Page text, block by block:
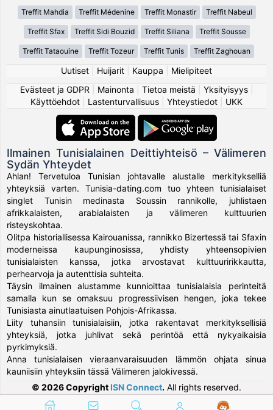
Treffit Mahdia Treffit Médenine Treffit Monastir Treffit Nabeul
Treffit Sfax Treffit Sidi Bouzid Treffit Siliana Treffit Sousse
Treffit Tataouine Treffit Tozeur Treffit Tunis Treffit Zaghouan
Uutiset Huijarit Kauppa
Mielipiteet
Evästeet ja GDPR
Mainonta Tietoa meistä Yksityisyys|
Käyttöehdot
Lastenturvallisuus Yhteystiedot UKK
Ilmainen Tunisialainen Deittiyhteisö – Välimeren
Sydän Yhteydet
Ahlan! Tervetuloa Tunisian johtavalle alustalle merkitykselliä
yhteyksiä varten. Tunisia-dating.com tuo yhteen tunisialaiset
singlet Tunisin medinasta Soussin rannikolle, juhlistaen
afrikkalaisten, arabialaisten ja välimeren kulttuurien
risteyskohtaa.
Olitpa historiallisessa Kairouanissa, rannikko Bizertessä tai Sfaxin
moderneissa kaupunginosissa, yhdisty yhteensopivien
tunisialaisten kanssa, jotka arvostavat kulttuuririkkautta,
perhearvoja ja autenttisia suhteita.
Täysin ilmainen alustamme kunnioittaa tunisialaisia perinteitä
samalla kun se omaksuu progressiivisen hengen, joka tekee
Tunisiasta ainutlaatuisen Pohjois-Afrikassa.
Liity tuhansiin tunisialaisiin, jotka rakentavat merkityksellisiä
yhteyksiä, jotka juhlivat sekä perintöä että nykyaikaisia
pyrkimyksiä.
Anna tunisialaisen vieraanvaraisuuden lämmön ohjata sinua
kauniisiin yhteyksiin tässä Välimeren jalokivessä.
© 2026 Copyright ISN Connect. All rights reserved.